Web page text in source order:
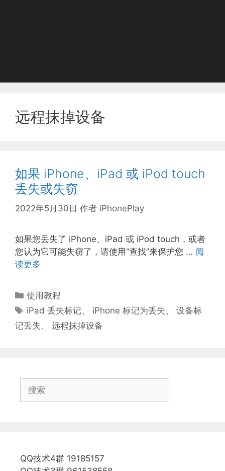
远程抹掉设备
如果 iPhone、iPad 或 iPod touch
丢失或失窃
2022年5月30日 作者 iPhonePlay
如果您丢失了 iPhone、iPad 或 iPod touch，或者
您认为它可能失窃了，请使用“查找”来保护您 … 阅
读更多
分
类
使用教程
标
签
iPad 丢失标记、 iPhone 标记为丢失、设备标
记丢失、 远程抹掉设备
QQ技术4群 19185157